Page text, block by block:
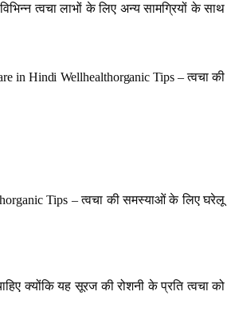
त्वचा लाभों के लिए अन्य सामग्रियों के साथ
in Hindi Wellhealthorganic Tips – त्वचा की
Tips – त्वचा की समस्याओं के लिए घरेलू
क्योंकि यह सूरज की रोशनी के प्रति त्वचा को